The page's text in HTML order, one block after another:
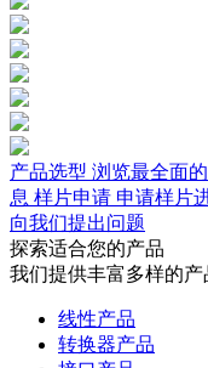
产品选型 浏览最全面
息 样片申请 申请样片
向我们提出问题
探索适合您的产品
我们提供丰富多样的
线性产品
转换器产品